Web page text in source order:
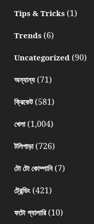
Tips & Tricks(1)
Trends(6)
Uncategorized(90)
অন্যান্য(71)
ক্রিকেট(581)
খেলা(1,004)
টলিপাড়া(726)
টো টো কোম্পানি(7)
ট্রেন্ডিং(421)
ফটো গ্যালারি(10)